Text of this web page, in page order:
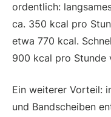
ordentlich:
ca. 350 kcal pro
etwa 770 kcal.
900 kcal pro Stunde
Ein weiterer Vorteil:
und Bandscheiben